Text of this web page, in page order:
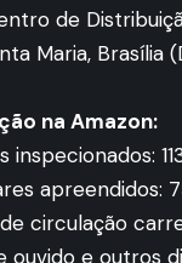
de
Maria, Brasília
na Amazon:
apreendidos:
circulação
ouvido e outros